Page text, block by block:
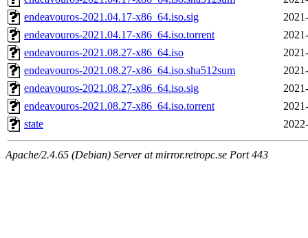
endeavouros-2021.04.17-x86_64.iso.sig
endeavouros-2021.04.17-x86_64.iso.torrent
endeavouros-2021.08.27-x86_64.iso
endeavouros-2021.08.27-x86_64.iso.sha512sum
endeavouros-2021.08.27-x86_64.iso.sig
endeavouros-2021.08.27-x86_64.iso.torrent
state
Apache/2.4.65 (Debian) Server at mirror.retropc.se Port 443